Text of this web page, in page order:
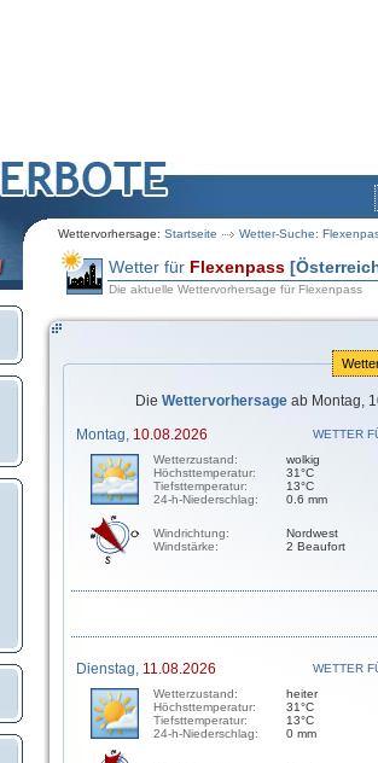
Wettervorhersage: Startseite Wetter-Suche:
Wetter für Flexenpass
Die aktuelle Wettervorhersage für Flexenpass
Die Wettervorhersage ab Montag,
Montag, 10.08.2026
WETTER
Wetterzustand:
Höchsttemperatur:
Tiefsttemperatur:
24-h-Niederschlag:
wolkig
31°C
13°C
0.6 mm
Windrichtung:
Windstärke:
Nordwest
2 Beaufort
Dienstag, 11.08.2026
WETTER
Wetterzustand:
Höchsttemperatur:
Tiefsttemperatur:
24-h-Niederschlag:
heiter
31°C
13°C
0 mm